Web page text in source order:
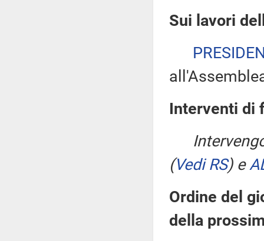
Sui lavori
Interventi di
(Vedi RS)e
Ordine del
della